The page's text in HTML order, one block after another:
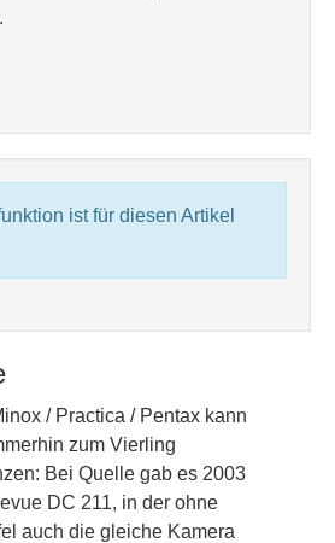
ist für diesen Artikel
/ Practica / Pentax kann
zum Vierling
Bei Quelle gab es 2003
DC 211, in der ohne
auch die gleiche Kamera